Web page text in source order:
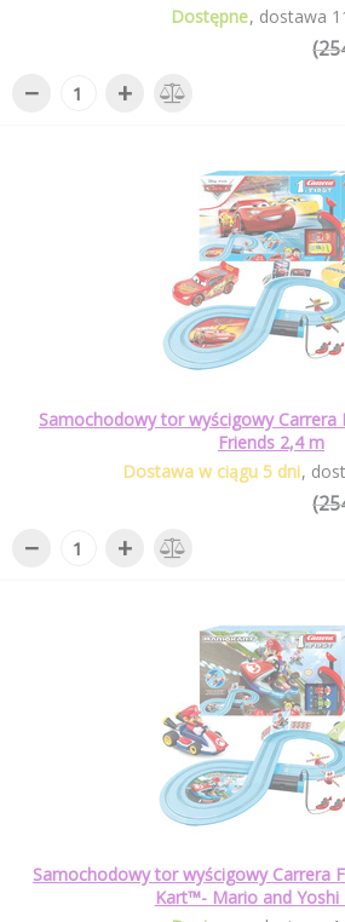
Dostępne dostawa
− +
Samochodowy tor wyścigowy Carrera
Friends 2,4 m
Dostawa w ciągu 5 dni
− +
Samochodowy tor wyścigowy Carrera
Kart™- Mario and Yoshi